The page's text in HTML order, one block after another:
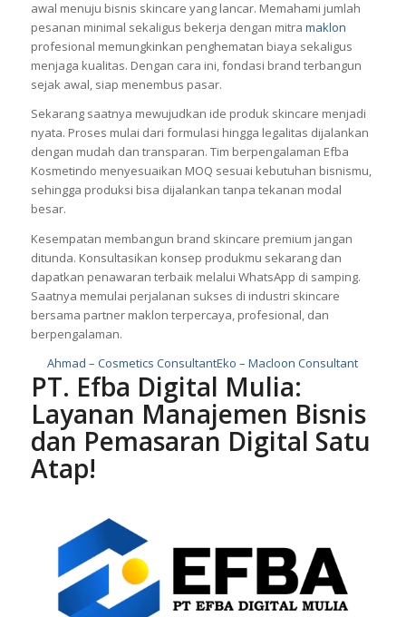
awal menuju bisnis skincare yang lancar. Memahami jumlah
pesanan minimal sekaligus bekerja dengan mitra maklon
profesional memungkinkan penghematan biaya sekaligus
menjaga kualitas. Dengan cara ini, fondasi brand terbangun
sejak awal, siap menembus pasar.
Sekarang saatnya mewujudkan ide produk skincare menjadi
nyata. Proses mulai dari formulasi hingga legalitas dijalankan
dengan mudah dan transparan. Tim berpengalaman Efba
Kosmetindo menyesuaikan MOQ sesuai kebutuhan bisnismu,
sehingga produksi bisa dijalankan tanpa tekanan modal
besar.
Kesempatan membangun brand skincare premium jangan
ditunda. Konsultasikan konsep produkmu sekarang dan
dapatkan penawaran terbaik melalui WhatsApp di samping.
Saatnya memulai perjalanan sukses di industri skincare
bersama partner maklon terpercaya, profesional, dan
berpengalaman.
Ahmad – Cosmetics ConsultantEko – Macloon Consultant
PT. Efba Digital Mulia:
Layanan Manajemen Bisnis
dan Pemasaran Digital Satu
Atap!